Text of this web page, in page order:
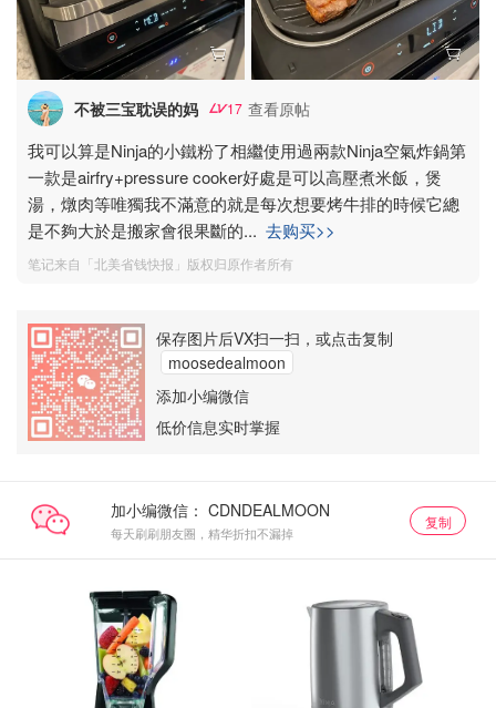
不被三宝耽误的妈 17 查看原帖
我可以算是Ninja的小鐵粉了相繼使用過兩款Ninja空氣炸鍋第
一款是airfry+pressure cooker好處是可以高壓煮米飯，煲
湯，燉肉等唯獨我不滿意的就是每次想要烤牛排的時候它總
是不夠大於是搬家會很果斷的... 去购买>>
笔记来自「北美省钱快报」版权归原作者所有
保存图片后VX扫一扫，或点击复制
moosedealmoon
添加小编微信
低价信息实时掌握
加小编微信：
每天刷刷朋友圈，精华折扣不漏掉
复制